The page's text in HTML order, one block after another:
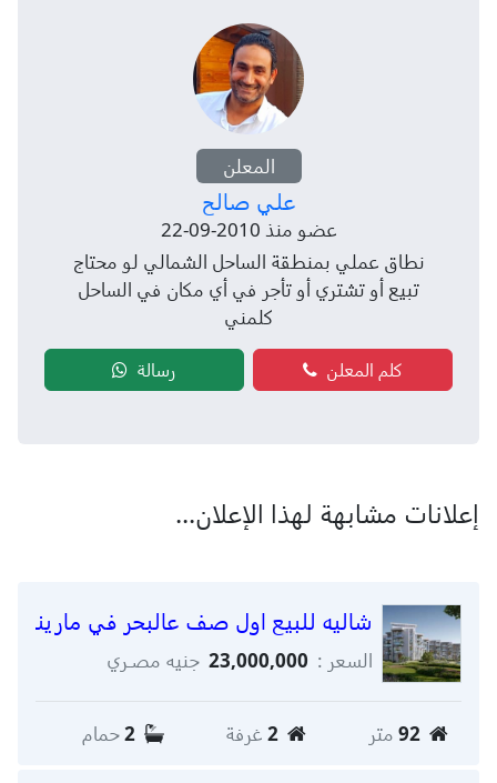
المعلن
علي صالح
عضو منذ 2010-09-22
نطاق عملي بمنطقة الساحل الشمالي لو محتاج
تبيع أو تشتري أو تأجر في أي مكان في الساحل
كلمني
كلم المعلن رسالة
إعلانات مشابهة لهذا الإعلان...
شاليه للبيع اول صف عالبحر في مارينا
السعر : 23,000,000 جنيه مصـري
92 متر 2 غرفة 2حمام